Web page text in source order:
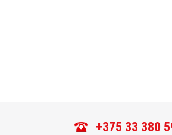
+375 33 380